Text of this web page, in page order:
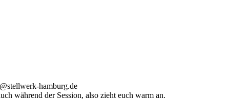
hamburg.de
während der Session, also zieht euch warm an.